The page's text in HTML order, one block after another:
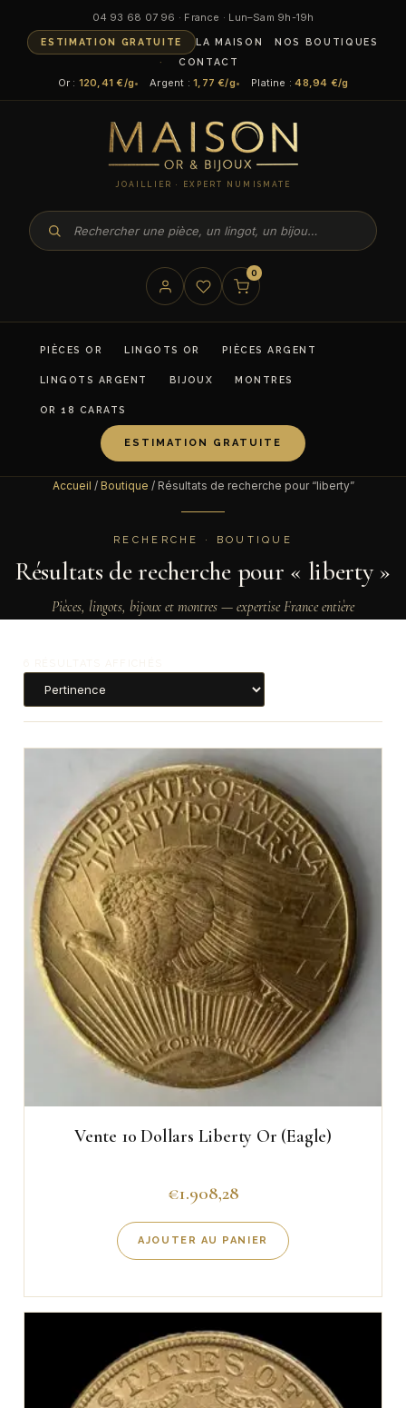
contenu
04 93 68 07 96 · France · Lun–Sam 9h-19h
ESTIMATION GRATUITE LA MAISON
NOS BOUTIQUES
CONTACT
Or : 120,41 €/g Argent :1,77 €/g Platine :48,94 €/g
JOAILLIER · EXPERT NUMISMATE
0
PIÈCES OR LINGOTS OR PIÈCES ARGENT
LINGOTS ARGENT BIJOUX MONTRES
OR 18 CARATS
ESTIMATION GRATUITE
Accueil / Boutique / Résultats de recherche pour “liberty”
RECHERCHE · BOUTIQUE
Résultats de recherche pour « liberty »
Pièces, lingots, bijoux et montres — expertise France entière
Vente 10 Dollars Liberty Or (Eagle)
€1.908,28
AJOUTER AU PANIER